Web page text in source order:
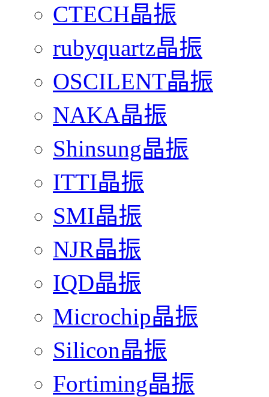
CTECH晶振
rubyquartz晶振
OSCILENT晶振
NAKA晶振
Shinsung晶振
ITTI晶振
SMI晶振
NJR晶振
IQD晶振
Microchip晶振
Silicon晶振
Fortiming晶振